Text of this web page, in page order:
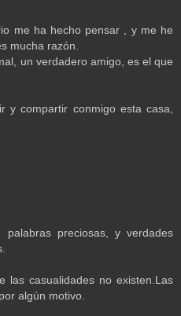
me ha hecho pensar , y me he
mucha razón.
un verdadero amigo, es el que
y compartir conmigo esta casa,
palabras preciosas, y verdades
las casualidades no existen.Las
algún motivo.